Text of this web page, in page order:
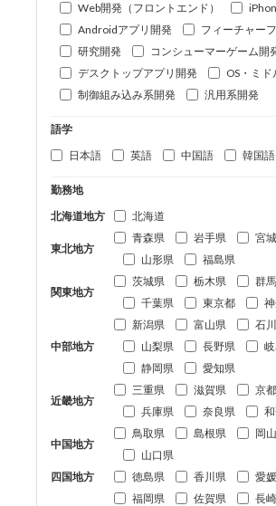
Web開発（フロントエンド）
Androidアプリ開発
フィーチャー
研究開発
コンシューマーゲーム開
デスクトップアプリ開発
OS・ミ
制御組み込み系開発
汎用系開発
語学
日本語
英語 中国語 韓国語
勤務地
北海道地方
北海道
東北地方
青森県 岩手県 宮
山形県
福島県
関東地方
茨城県 栃木県 群
千葉県
東京都
中部地方
新潟県 富山県 石
山梨県
長野県
静岡県
愛知県
近畿地方
三重県 滋賀県 京
兵庫県
奈良県
中国地方
鳥取県 島根県 岡
山口県
四国地方
徳島県 香川県 愛
福岡県 佐賀県 長